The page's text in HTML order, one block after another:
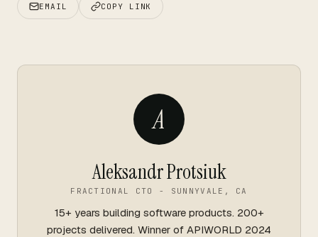
EMAIL COPY LINK
A
Aleksandr Protsiuk
FRACTIONAL CTO - SUNNYVALE, CA
15+ years building software products. 200+
projects delivered. Winner of APIWORLD 2024